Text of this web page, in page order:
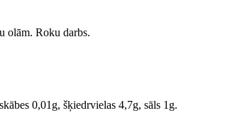
olām. Roku darbs.
0,01g, šķiedrvielas 4,7g, sāls 1g.